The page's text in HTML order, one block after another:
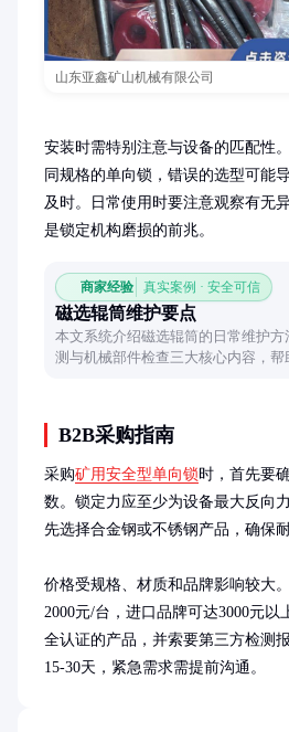
山东亚鑫矿山机械有限公司
安装时需特别注意与设备的匹配性
同规格的单向锁，错误的选型可能
及时。日常使用时要注意观察有无
是锁定机构磨损的前兆。
商家经验 真实案例 · 安全可信
磁选辊筒维护要点
本文系统介绍磁选辊筒的日常维护
测与机械部件检查三大核心内容，
B2B采购指南
采购矿用安全型单向锁时，首先要
数。锁定力应至少为设备最大反向
先选择合金钢或不锈钢产品，确保耐
价格受规格、材质和品牌影响较大
2000元/台，进口品牌可达3000元
全认证的产品，并索要第三方检测
15-30天，紧急需求需提前沟通。